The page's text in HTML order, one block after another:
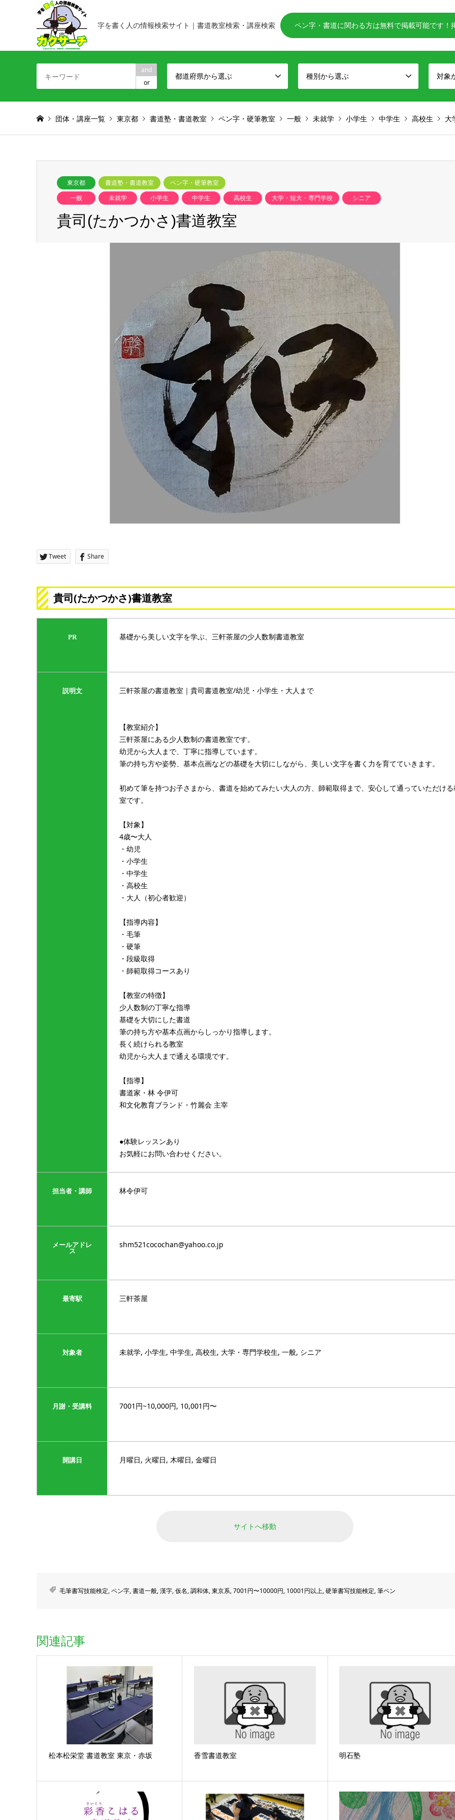
字を書く人の情報検索サイト｜書道教室検索・講座検索 ペン字・書道に関わる方は無料で掲載可能です！
and
or
都道府県から選ぶ 種別から選ぶ 対象
団体・講座一覧 東京都 書道塾・書道教室 ペン字・硬筆教室 一般 未就学 小学生 中学生 高校生 大
東京都 書道塾・書道教室
ペン字・硬筆教室
一般
未就学 小学生 中学生 高校生 大学・短大・専門学校 シニア
貴司(たかつかさ)書道教室
Tweet Share
貴司(たかつかさ)書道教室
PR 基礎から美しい文字を学ぶ、三軒茶屋の少人数制書道教室
説明文 三軒茶屋の書道教室｜貴司書道教室/幼児・小学生・大人まで
【教室紹介】
三軒茶屋にある少人数制の書道教室です。
幼児から大人まで、丁寧に指導しています。
筆の持ち方や姿勢、基本点画などの基礎を大切にしながら、美しい文字を書く力を育てていきます。
初めて筆を持つお子さまから、書道を始めてみたい大人の方、師範取得まで、安心して通っていただけ
室です。
【対象】
4歳〜大人
・幼児
・小学生
・中学生
・高校生
・大人（初心者歓迎）
【指導内容】
・毛筆
・硬筆
・段級取得
・師範取得コースあり
【教室の特徴】
少人数制の丁寧な指導
基礎を大切にした書道
筆の持ち方や基本点画からしっかり指導します。
長く続けられる教室
幼児から大人まで通える環境です。
【指導】
書道家・林 令伊可
和文化教育ブランド・竹麗会 主宰
●体験レッスンあり
お気軽にお問い合わせください。
担当者・講師 林令伊可
メールアドレ
ス
shm521cocochan@yahoo.co.jp
最寄駅 三軒茶屋
対象者 未就学, 小学生, 中学生, 高校生, 大学・専門学校生, 一般, シニア
月謝・受講料 7001円~10,000円, 10,001円〜
開講日 月曜日, 火曜日, 木曜日, 金曜日
サイトへ移動
毛筆書写技能検定,ペン字,書道一般,漢字,仮名,調和体,東京系,7001円〜10000円, 10001円以上,硬筆書写技能検定,筆ペン
関連記事
松本松栄堂 書道教室 東京・赤坂 香雪書道教室 明石塾